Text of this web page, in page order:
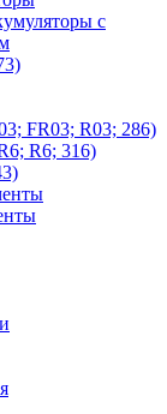
с
FR03; R03; 286)
R6; 316)